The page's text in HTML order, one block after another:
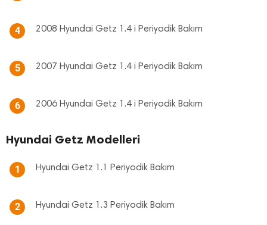
4 2008 Hyundai Getz 1.4 i Periyodik Bakım
5 2007 Hyundai Getz 1.4 i Periyodik Bakım
6 2006 Hyundai Getz 1.4 i Periyodik Bakım
Hyundai Getz Modelleri
1 Hyundai Getz 1.1 Periyodik Bakım
2 Hyundai Getz 1.3 Periyodik Bakım